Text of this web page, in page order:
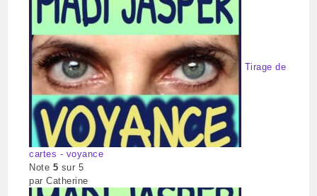
Tirage de
cartes - voyance
Note 5 sur 5
par Catherine